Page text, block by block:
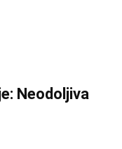
Neodoljiva